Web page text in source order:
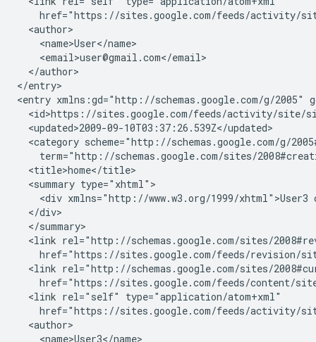
    href="https://sites.google.com/feeds/activity/
  <author>
    <name>User</name>
    <email>user@gmail.com</email>
  </author>
</entry>
<entry xmlns:gd="http://schemas.google.com/g/2005"
  <id>https://sites.google.com/feeds/activity/
site/
  <updated>2009-09-10T03:37:26.539Z</updated>
<category scheme="http://schemas.google.com/g/
term="http://schemas.google.com/sites/
  <title>home</title>
  <summary type="xhtml">
<div xmlns="http://www.w3.org/1999/xhtml">User3
  </div>
  </summary>
<link rel="http://schemas.google.com/sites/
    href="https://sites.google.com/feeds/revision/
<link rel="http://schemas.google.com/sites/
    href="https://sites.google.com/feeds/content/
  <link rel="self" type="application/atom+xml"
    href="https://sites.google.com/feeds/activity/
  <author>
    <name>User3</name>